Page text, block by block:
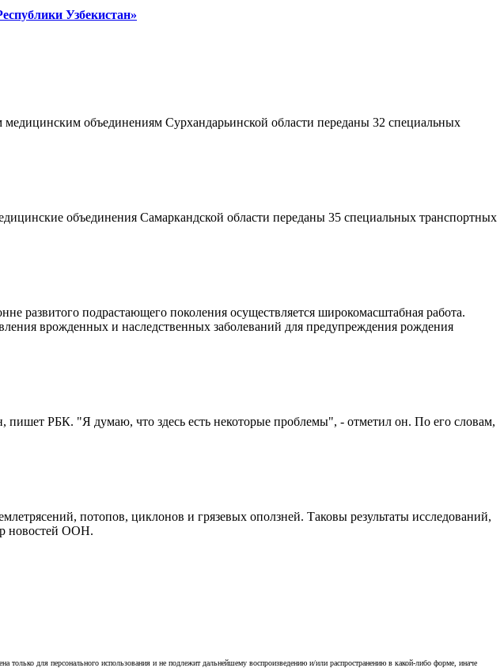
Узбекистан»
объединениям Сурхандарьинской области переданы 32 специальных
объединения Самаркандской области переданы 35 специальных транспортных
развитого подрастающего поколения осуществляется широкомасштабная работа.
врожденных и наследственных заболеваний для предупреждения рождения
РБК. "Я думаю, что здесь есть некоторые проблемы", - отметил он. По его словам,
потопов, циклонов и грязевых оползней. Таковы результаты исследований,
новостей ООН.
только для персонального использования и не подлежит дальнейшему воспроизведению и/или распространению в какой-либо форме, иначе